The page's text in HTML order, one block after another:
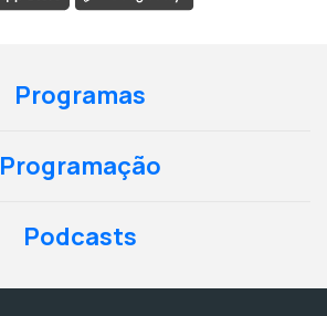
Programas
Programação
Podcasts